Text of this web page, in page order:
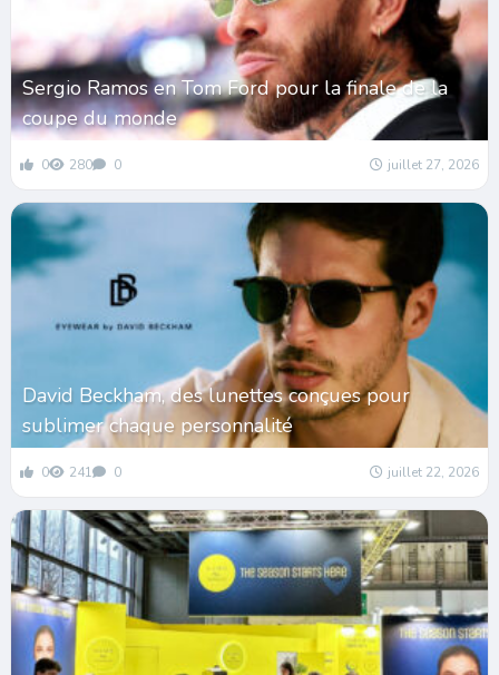
Sergio Ramos en Tom Ford pour la finale de la
coupe du monde
0 280 0 juillet 27, 2026
David Beckham, des lunettes conçues pour
sublimer chaque personnalité
0 241 0 juillet 22, 2026